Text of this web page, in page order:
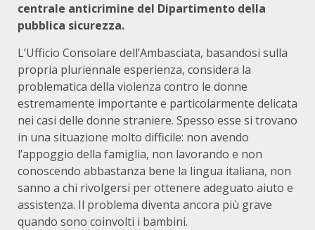
centrale anticrimine del Dipartimento della
pubblica sicurezza.
L’Ufficio Consolare dell’Ambasciata, basandosi sulla
propria pluriennale esperienza, considera la
problematica della violenza contro le donne
estremamente importante e particolarmente delicata
nei casi delle donne straniere. Spesso esse si trovano
in una situazione molto difficile: non avendo
l’appoggio della famiglia, non lavorando e non
conoscendo abbastanza bene la lingua italiana, non
sanno a chi rivolgersi per ottenere adeguato aiuto e
assistenza. Il problema diventa ancora più grave
quando sono coinvolti i bambini.